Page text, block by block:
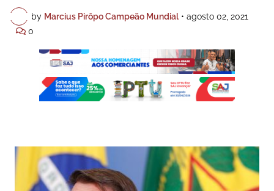
by Marcius Pirôpo Campeão Mundial • agosto 02, 2021
0